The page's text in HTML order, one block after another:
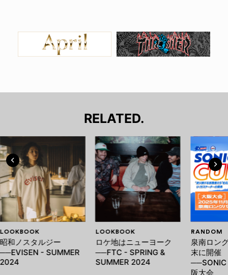
RELATED.
LOOKBOOK
昭和ノスタルジー
──EVISEN - SUMMER
2024
LOOKBOOK
ロケ地はニューヨーク
──FTC - SPRING &
SUMMER 2024
RANDOM
泉南ロン
末に開催
──SONIC
阪大会